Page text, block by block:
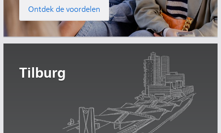
Ontdek de voordelen
Tilburg